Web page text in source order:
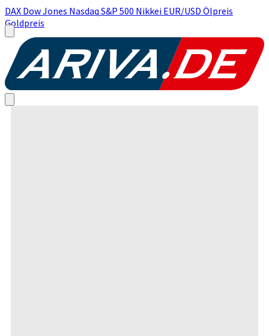
DAX Dow Jones Nasdaq S&P 500 Nikkei EUR/USD Ölpreis
Goldpreis